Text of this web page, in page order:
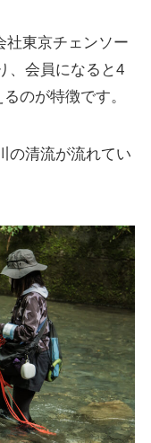
社東京チェンソー
、会員になると4
のが特徴です。
の清流が流れてい